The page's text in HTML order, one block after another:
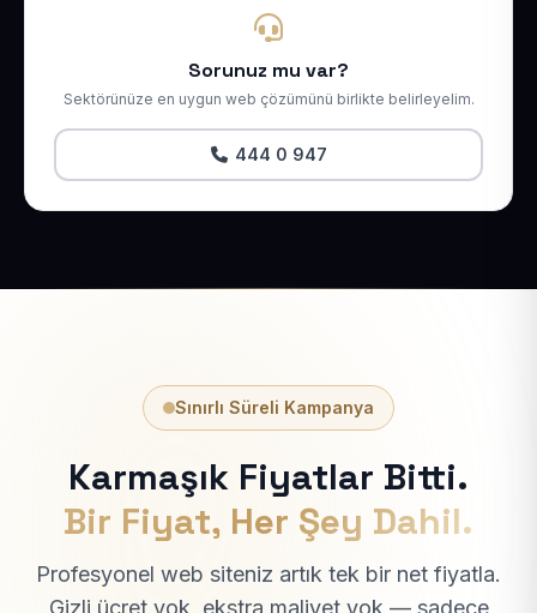
Sorunuz mu var?
Sektörünüze en uygun web çözümünü birlikte belirleyelim.
444 0 947
Sınırlı Süreli Kampanya
Karmaşık Fiyatlar Bitti.
Bir Fiyat, Her Şey Dahil.
Profesyonel web siteniz artık tek bir net fiyatla.
Gizli ücret yok, ekstra maliyet yok — sadece